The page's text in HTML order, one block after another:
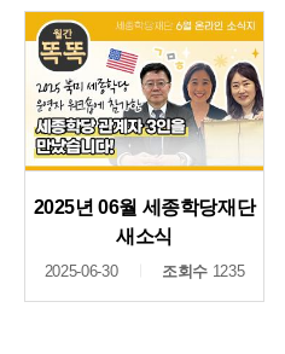
2025년 06월 세종학당재단
새소식
2025-06-30 조회수 1235